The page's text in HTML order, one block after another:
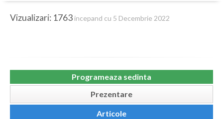
Bucuresti
Vizualizari: 1763 incepand cu 5 Decembrie 2022
Programeaza sedinta
Prezentare
Articole